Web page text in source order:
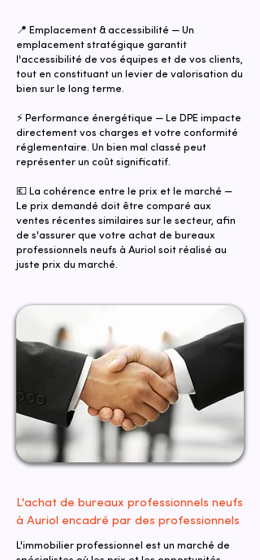
📍 Emplacement & accessibilité — Un
emplacement stratégique garantit
l'accessibilité de vos équipes et de vos clients,
tout en constituant un levier de valorisation du
bien sur le long terme.
⚡ Performance énergétique — Le DPE impacte
directement vos charges et votre conformité
réglementaire. Un bien mal classé peut
représenter un coût significatif.
💶 La cohérence entre le prix et le marché —
Le prix demandé doit être comparé aux
ventes récentes similaires sur le secteur, afin
de s'assurer que votre achat de bureaux
professionnels neufs à Auriol soit réalisé au
juste prix du marché.
L'achat de bureaux professionnels neufs
à Auriol encadré par des professionnels
L'immobilier professionnel est un marché de